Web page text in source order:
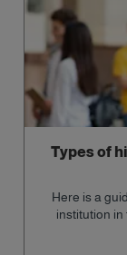
Types of
Here is a
institution in